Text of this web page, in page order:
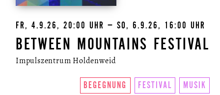
FR, 4.9.26, 20:00 UHR – SO, 6.9.26, 16:00 UHR
BETWEEN MOUNTAINS FESTIVAL
Impulszentrum Holdenweid
BEGEGNUNG FESTIVAL MUSIK